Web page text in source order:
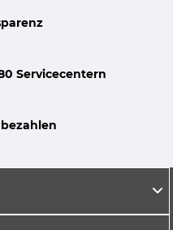
Servicecentern